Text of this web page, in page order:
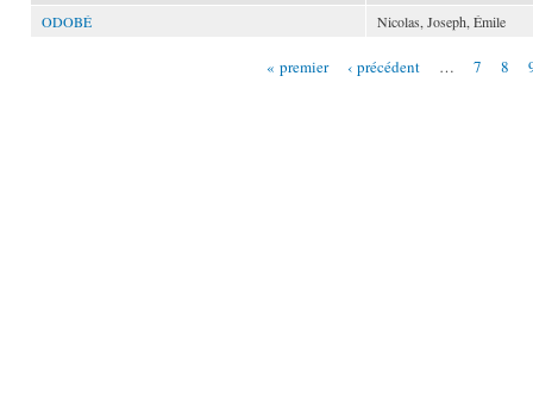
ODOBÉ
Nicolas, Joseph, Émile
« premier ‹ précédent … 7 8